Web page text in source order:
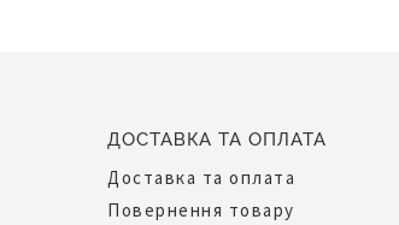
ДОСТАВКА ТА ОПЛАТА
Доставка та оплата
Повернення товару